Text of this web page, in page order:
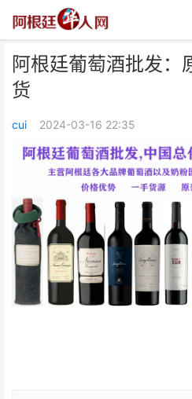
阿根廷葡萄酒批发：
货
cui 2024-03-16 22:35
阿根廷葡萄酒批发：原装
内现货